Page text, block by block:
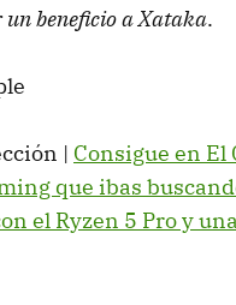
beneficio a Xataka.
| Consigue en El
que ibas
el Ryzen 5 Pro y